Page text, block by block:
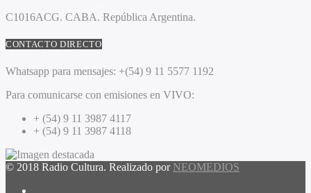
C1016ACG. CABA. República Argentina.
CONTACTO DIRECTO
Whatsapp para mensajes: +(54) 9 11 5577 1192
Para comunicarse con emisiones en VIVO:
+ (54) 9 11 3987 4117
+ (54) 9 11 3987 4118
© 2018 Radio Cultura. Realizado por NEOMEDIOS